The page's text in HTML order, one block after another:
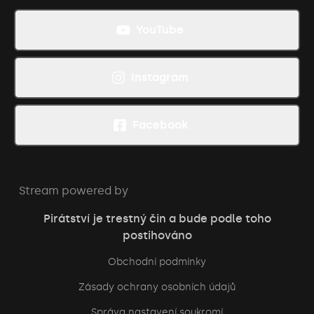
Pirátství je trestný čin a bude podle toho
postihováno
Stream powered by
Obchodní podmínky
Zásady ochrany osobních údajů